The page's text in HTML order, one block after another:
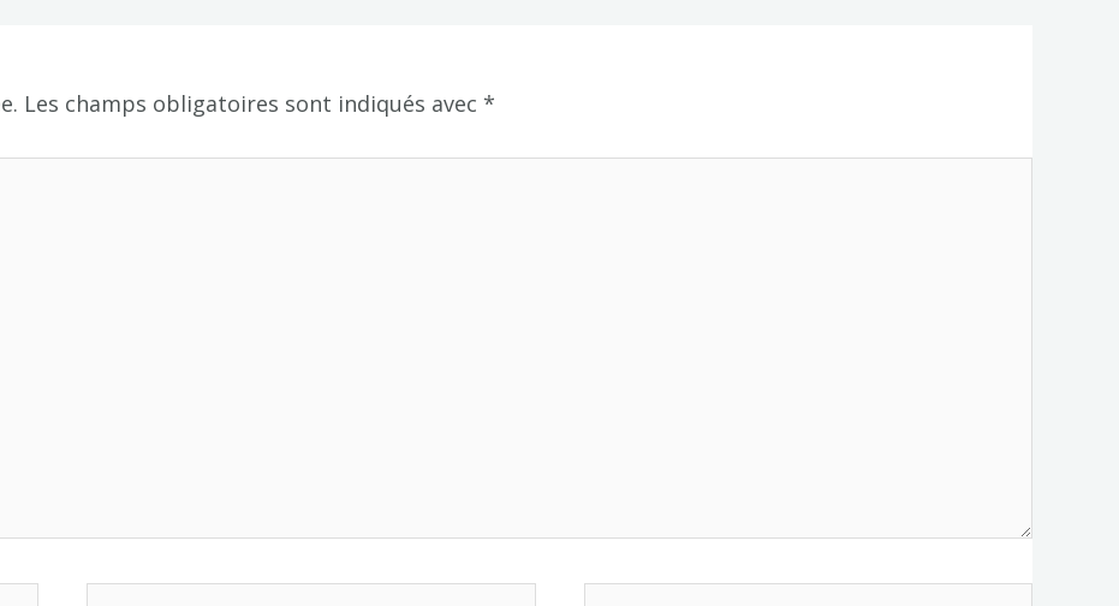
Les champs obligatoires sont indiqués avec *